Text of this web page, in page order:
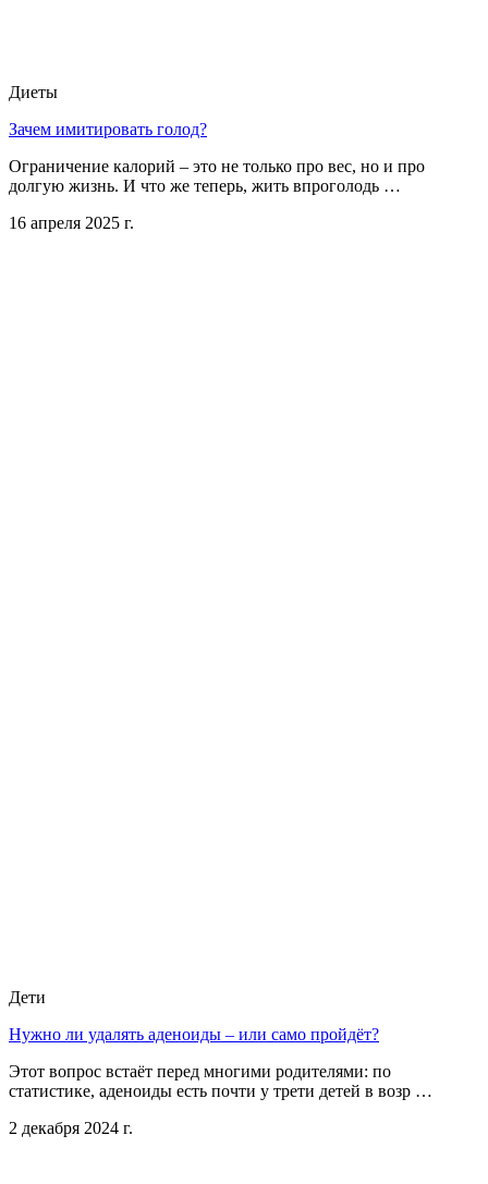
Диеты
Зачем имитировать голод?
Ограничение калорий – это не только про вес, но и про
долгую жизнь. И что же теперь, жить впроголодь …
16 апреля 2025 г.
Дети
Нужно ли удалять аденоиды – или само пройдёт?
Этот вопрос встаёт перед многими родителями: по
статистике, аденоиды есть почти у трети детей в возр …
2 декабря 2024 г.